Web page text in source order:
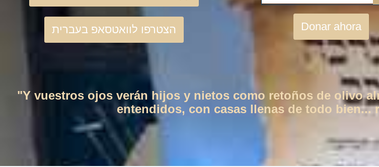
הצטרפו לוואטסאפ בעברית Donar ahora
"Y vuestros ojos verán hijos y nietos como retoños de olivo
entendidos, con casas llenas de todo bien...